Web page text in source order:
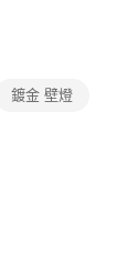
單仍視為有效，需透
鍍金 壁燈